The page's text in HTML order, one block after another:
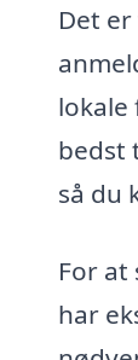
Det
lokale
bedst
så du
For at
har